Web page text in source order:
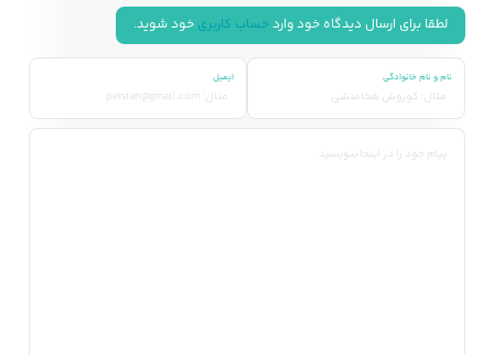
لطقا برای ارسال دیدگاه خود وارد حساب کاربری خود شوید.
نام و نام خانوادگی ایمیل